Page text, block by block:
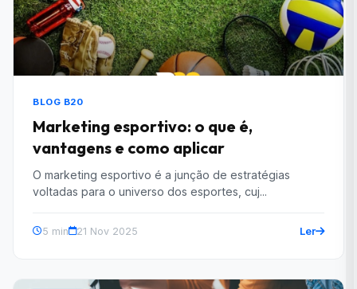
BLOG B20
Marketing esportivo: o que é,
vantagens e como aplicar
O marketing esportivo é a junção de estratégias
voltadas para o universo dos esportes, cuj...
5 min 21 Nov 2025 Ler